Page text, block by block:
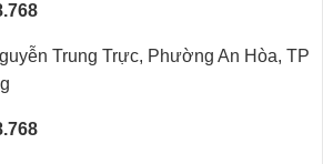
Trung Trực, Phường An Hòa, TP